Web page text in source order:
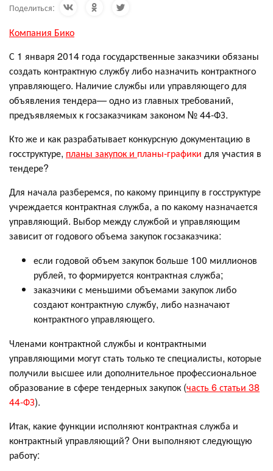
Поделиться:
Компания Бико
С 1 января 2014 года государственные заказчики обязаны
создать контрактную службу либо назначить контрактного
управляющего. Наличие службы или управляющего для
объявления тендера— одно из главных требований,
предъявляемых к госзаказчикам законом № 44-ФЗ.
Кто же и как разрабатывает конкурсную документацию в
госструктуре, планы закупок и планы-графики для участия в
тендере?
Для начала разберемся, по какому принципу в госструктуре
учреждается контрактная служба, а по какому назначается
управляющий. Выбор между службой и управляющим
зависит от годового объема закупок госзаказчика:
если годовой объем закупок больше 100 миллионов
рублей, то формируется контрактная служба;
заказчики с меньшими объемами закупок либо
создают контрактную службу, либо назначают
контрактного управляющего.
Членами контрактной службы и контрактными
управляющими могут стать только те специалисты, которые
получили высшее или дополнительное профессиональное
образование в сфере тендерных закупок (часть 6 статьи 38
44-ФЗ).
Итак, какие функции исполняют контрактная служба и
контрактный управляющий? Они выполняют следующую
работу: